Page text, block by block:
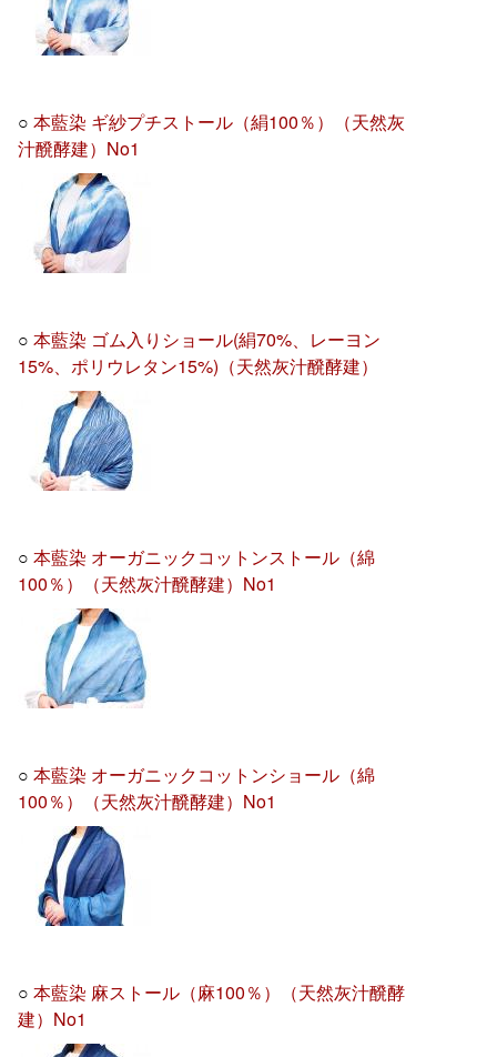
○本藍染 ギ紗プチストール（絹100％）（天然灰
汁醗酵建）No1
○本藍染 ゴム入りショール(絹70%、レーヨン
15%、ポリウレタン15%)（天然灰汁醗酵建）
○本藍染 オーガニックコットンストール（綿
100％）（天然灰汁醗酵建）No1
○本藍染 オーガニックコットンショール（綿
100％）（天然灰汁醗酵建）No1
○本藍染 麻ストール（麻100％）（天然灰汁醗酵
建）No1